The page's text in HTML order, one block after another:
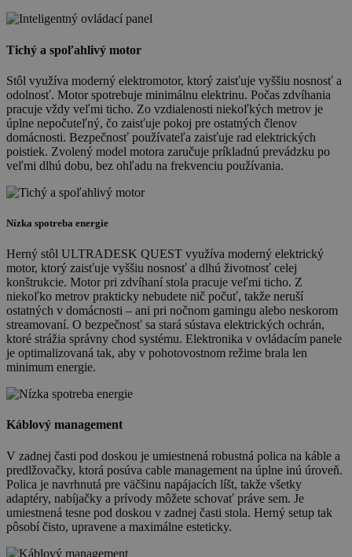
Tichý a spoľahlivý motor
Stôl využíva moderný elektromotor, ktorý zaisťuje vyššiu nosnosť a
odolnosť. Motor spotrebuje minimálnu elektrinu. Počas zdvíhania
pracuje vždy veľmi ticho. Zo vzdialenosti niekoľkých metrov je
úplne nepočuteľný, čo zaisťuje pokoj pre ostatných členov
domácnosti. Bezpečnosť používateľa zaisťuje rad elektrických
poistiek. Zvolený model motora zaručuje príkladnú prevádzku po
veľmi dlhú dobu, bez ohľadu na frekvenciu používania.
Nízka spotreba energie
Herný stôl ULTRADESK QUEST využíva moderný elektrický
motor, ktorý zaisťuje vyššiu nosnosť a dlhú životnosť celej
konštrukcie. Motor pri zdvíhaní stola pracuje veľmi ticho. Z
niekoľko metrov prakticky nebudete nič počuť, takže neruší
ostatných v domácnosti – ani pri nočnom gamingu alebo neskorom
streamovaní. O bezpečnosť sa stará sústava elektrických ochrán,
ktoré strážia správny chod systému. Elektronika v ovládacím panele
je optimalizovaná tak, aby v pohotovostnom režime brala len
minimum energie.
Káblový management
V zadnej časti pod doskou je umiestnená robustná polica na káble a
predlžovačky, ktorá posúva cable management na úplne inú úroveň.
Polica je navrhnutá pre väčšinu napájacích líšt, takže všetky
adaptéry, nabíjačky a prívody môžete schovať práve sem. Je
umiestnená tesne pod doskou v zadnej časti stola. Herný setup tak
pôsobí čisto, upravene a maximálne esteticky.